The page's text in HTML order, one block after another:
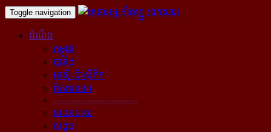
Toggle navigation
ដំណឹង
កម្ពុជា
បារាំង
អាស៊ី-ប៉ាស៊ីភិក
ពិភពលោក
----------------------------
នយោបាយ
សង្គម